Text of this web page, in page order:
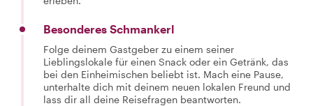
Besonderes Schmankerl
Folge deinem Gastgeber zu einem seiner
Lieblingslokale für einen Snack oder ein Getränk, das
bei den Einheimischen beliebt ist. Mach eine Pause,
unterhalte dich mit deinem neuen lokalen Freund und
lass dir all deine Reisefragen beantworten.